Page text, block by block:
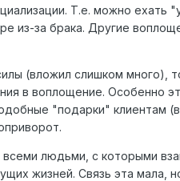
Т.е. можно ехать
из-за брака. Другие
(вложил слишком много),
в воплощение. Особенно
"подарки" клиентам (в
людьми, с которыми
жизней. Связь эта мала,